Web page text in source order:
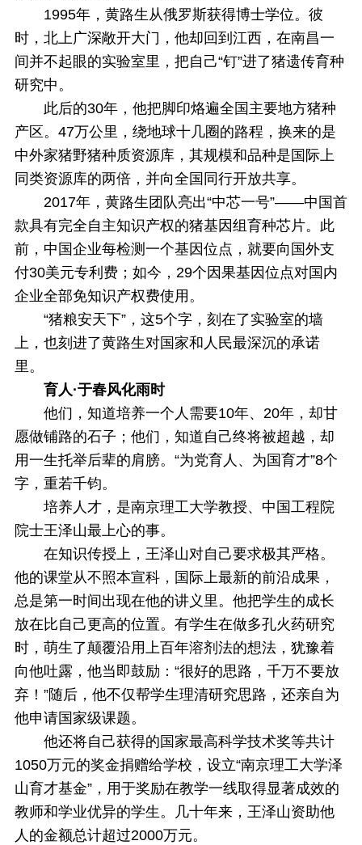
1995年，黄路生从俄罗斯获得博士学位。彼
时，北上广深敞开大门，他却回到江西，在南昌一
间并不起眼的实验室里，把自己“钉”进了猪遗传育种
研究中。
此后的30年，他把脚印烙遍全国主要地方猪种
产区。47万公里，绕地球十几圈的路程，换来的是
中外家猪野猪种质资源库，其规模和品种是国际上
同类资源库的两倍，并向全国同行开放共享。
2017年，黄路生团队亮出“中芯一号”——中国首
款具有完全自主知识产权的猪基因组育种芯片。此
前，中国企业每检测一个基因位点，就要向国外支
付30美元专利费；如今，29个因果基因位点对国内
企业全部免知识产权费使用。
“猪粮安天下”，这5个字，刻在了实验室的墙
上，也刻进了黄路生对国家和人民最深沉的承诺
里。
育人·于春风化雨时
他们，知道培养一个人需要10年、20年，却甘
愿做铺路的石子；他们，知道自己终将被超越，却
用一生托举后辈的肩膀。“为党育人、为国育才”8个
字，重若千钧。
培养人才，是南京理工大学教授、中国工程院
院士王泽山最上心的事。
在知识传授上，王泽山对自己要求极其严格。
他的课堂从不照本宣科，国际上最新的前沿成果，
总是第一时间出现在他的讲义里。他把学生的成长
放在比自己更高的位置。有学生在做多孔火药研究
时，萌生了颠覆沿用上百年溶剂法的想法，犹豫着
向他吐露，他当即鼓励：“很好的思路，千万不要放
弃！”随后，他不仅帮学生理清研究思路，还亲自为
他申请国家级课题。
他还将自己获得的国家最高科学技术奖等共计
1050万元的奖金捐赠给学校，设立“南京理工大学泽
山育才基金”，用于奖励在教学一线取得显著成效的
教师和学业优异的学生。几十年来，王泽山资助他
人的金额总计超过2000万元。